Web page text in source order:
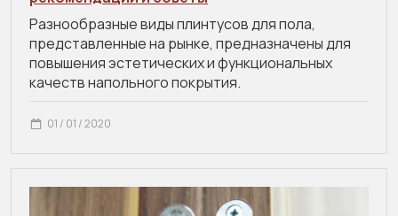
Разнообразные виды плинтусов для пола,
представленные на рынке, предназначены для
повышения эстетических и функциональных
качеств напольного покрытия.
01 / 01 / 2020